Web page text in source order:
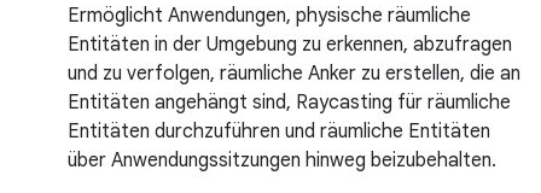
Ermöglicht Anwendungen, physische räumliche
Entitäten in der Umgebung zu erkennen, abzufragen
und zu verfolgen, räumliche Anker zu erstellen, die an
Entitäten angehängt sind, Raycasting für räumliche
Entitäten durchzuführen und räumliche Entitäten
über Anwendungssitzungen hinweg beizubehalten.